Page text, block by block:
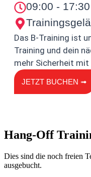
09:00 - 17:30
Das B-Training ist
Training und dein
mehr Sicherheit mit
JETZT BUCHEN ➟
Hang-Off
Dies sind die noch freien
ausgebucht.